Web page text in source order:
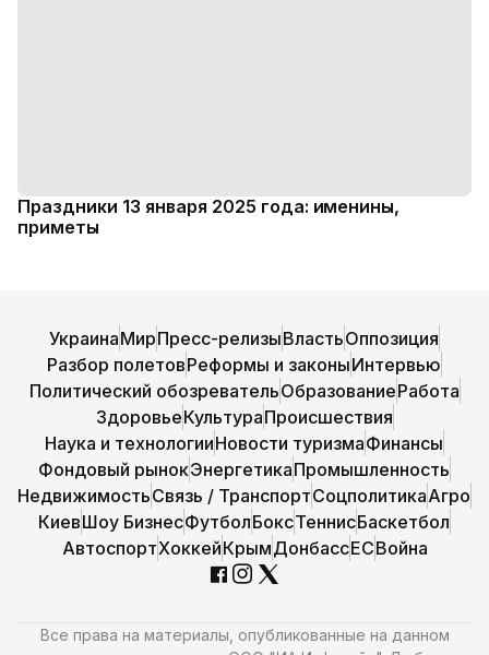
Праздники 13 января 2025 года: именины,
приметы
УкраинаМирПресс-релизыВластьОппозиция
Разбор полетовРеформы и законыИнтервью
Политический обозревательОбразованиеРабота
ЗдоровьеКультураПроисшествия
Наука и технологииНовости туризмаФинансы
Фондовый рынокЭнергетикаПромышленность
НедвижимостьСвязь / ТранспортСоцполитикаАгро
КиевШоу БизнесФутболБоксТеннисБаскетбол
АвтоспортХоккейКрымДонбассЕСВойна
Все права на материалы, опубликованные на данном